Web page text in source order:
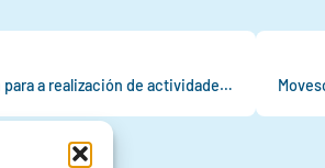
Axudas para a contratación de persoal de alta cualificación para a realización de actividades de I+D+i